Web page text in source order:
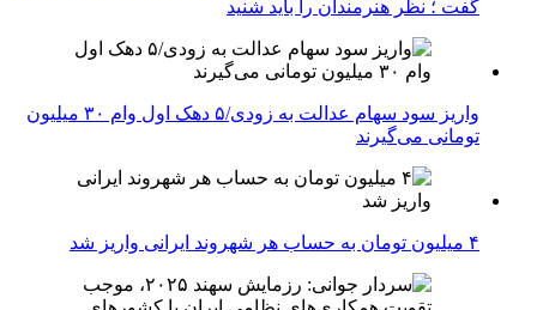
گفت ؛ نظر هنرمندان را باید شنید
واریز سود سهام عدالت به زودی/۵ دهک اول وام ۳۰ میلیون
تومانی می‌گیرند
۴ میلیون تومان به حساب هر شهروند ایرانی واریز شد